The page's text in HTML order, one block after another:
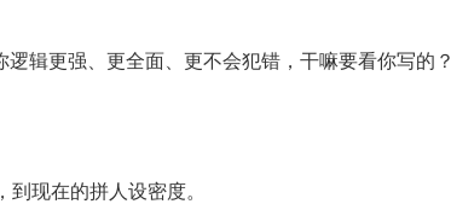
辑更强、更全面、更不会犯错，干嘛要看你写的？
现在的拼人设密度。